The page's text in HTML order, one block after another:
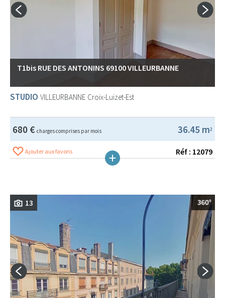
T1bis RUE DES ANTONINS 69100 VILLEURBANNE
STUDIO VILLEURBANNE Croix-Luizet-Est
36.45 m2
680 € charges comprises par mois
Ajouter aux favoris Réf : 12079
13